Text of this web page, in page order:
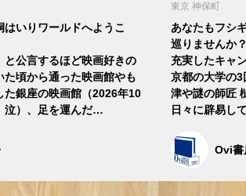
はいりワールドへようこ
と公言するほど映画好きの
た頃から通った映画館やも
た銀座の映画館（2026年10
泣）、足を運んだ…
東京 神保町
あなたもフシ
巡りませんか？
充実したキャ
京都の大学の
津や謎の師匠
日々に辟易し
Ovi書